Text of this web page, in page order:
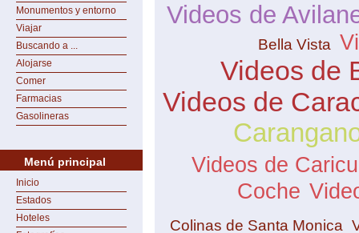
Monumentos y entorno
Viajar
Buscando a ...
Alojarse
Comer
Farmacias
Gasolineras
Menú principal
Inicio
Estados
Hoteles
Videos de
Bella Vista
Videos de
Videos de
Videos de
Coche
Colinas de Santa Monica